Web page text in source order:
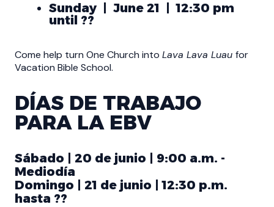
Sunday | June 21 | 12:30 pm
until ??
Come help turn One Church into Lava Lava Luau for
Vacation Bible School.
DÍAS DE TRABAJO
PARA LA EBV
Sábado | 20 de junio | 9:00 a.m. -
Mediodía
Domingo | 21 de junio | 12:30 p.m.
hasta ??